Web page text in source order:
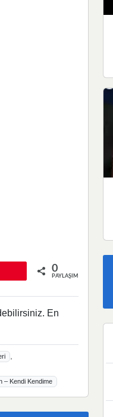
0
PAYLAŞIMLAR
En
,
– Kendi Kendime